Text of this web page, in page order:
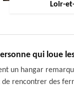
Loir-
qui loue
un hangar
rencontrer des